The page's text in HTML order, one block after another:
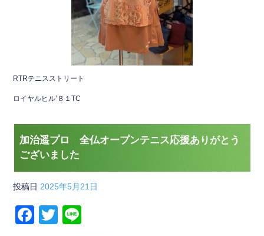
RTRテニスストリート
ロイヤルヒル’８１TC
加治遥プロ 全仏オープンテニス応援ありがとう
ございました
投稿日 2025年5月21日
F
T